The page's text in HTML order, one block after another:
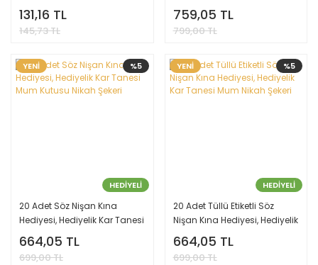
131,16 TL
145,73 TL
Şekeri
759,05 TL
799,00 TL
%5
YENİ
HEDİYELİ
20 Adet Söz Nişan Kına
Hediyesi, Hediyelik Kar Tanesi
Mum Kutusu Nikah Şekeri
664,05 TL
699,00 TL
%5
YENİ
HEDİYELİ
20 Adet Tüllü Etiketli Söz
Nişan Kına Hediyesi, Hediyelik
Kar Tanesi Mum Nikah Şekeri
664,05 TL
699,00 TL